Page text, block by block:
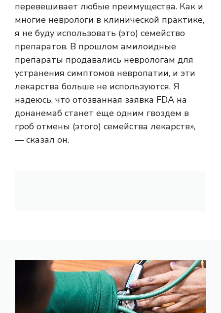
перевешивает любые преимущества. Как и
многие неврологи в клинической практике,
я не буду использовать (это) семейство
препаратов. В прошлом амилоидные
препараты продавались неврологам для
устранения симптомов невропатии, и эти
лекарства больше не используются. Я
надеюсь, что отозванная заявка FDA на
донанемаб станет еще одним гвоздем в
гроб отмены (этого) семейства лекарств»,
— сказал он.